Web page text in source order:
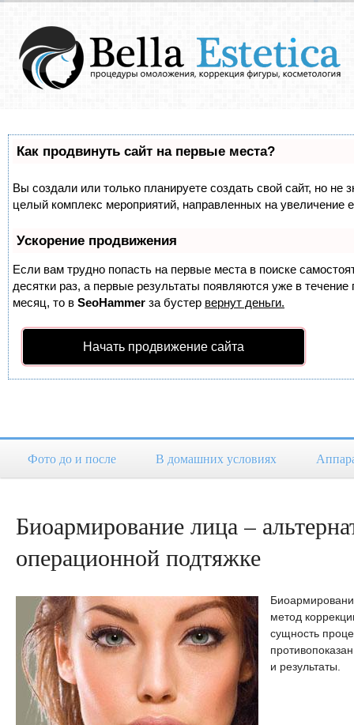
Как продвинуть сайт на первые места?
Вы создали или только планируете создать свой сайт, но не
целый комплекс мероприятий, направленных на увеличение
Ускорение продвижения
Если вам трудно попасть на первые места в поиске
десятки раз, а первые результаты появляются уже в
месяц, то в SeoHammer за бустер вернут деньги.
Начать продвижение сайта
Фото до и после В домашних условиях
Биоармирование лица –
операционной подтяжке
метод
сущность
и результаты.